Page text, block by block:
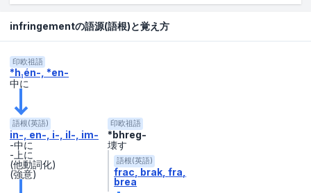
infringementの語源(語根)と覚え方
印欧祖語
*h₁én-, *en-
中に
語根(英語)
in-, en-, i-, il-, im-
-中に
-上に
(他動詞化)
(強意)
印欧祖語
*bhreg-
壊す
語根(英語)
frac brak fra
brea